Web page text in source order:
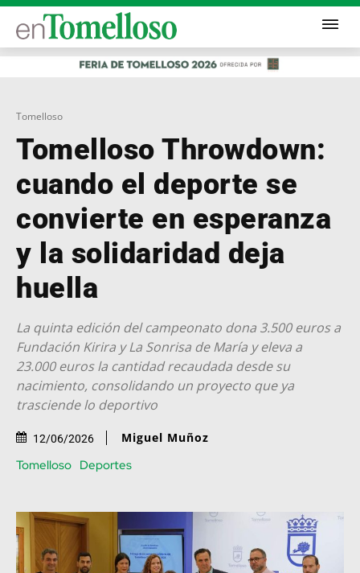
Tomelloso
Tomelloso Throwdown:
cuando el deporte se
convierte en esperanza
y la solidaridad deja
huella
La quinta edición del campeonato dona 3.500 euros a
Fundación Kirira y La Sonrisa de María y eleva a
23.000 euros la cantidad recaudada desde su
nacimiento, consolidando un proyecto que ya
trasciende lo deportivo
12/06/2026 Miguel Muñoz
Tomelloso Deportes